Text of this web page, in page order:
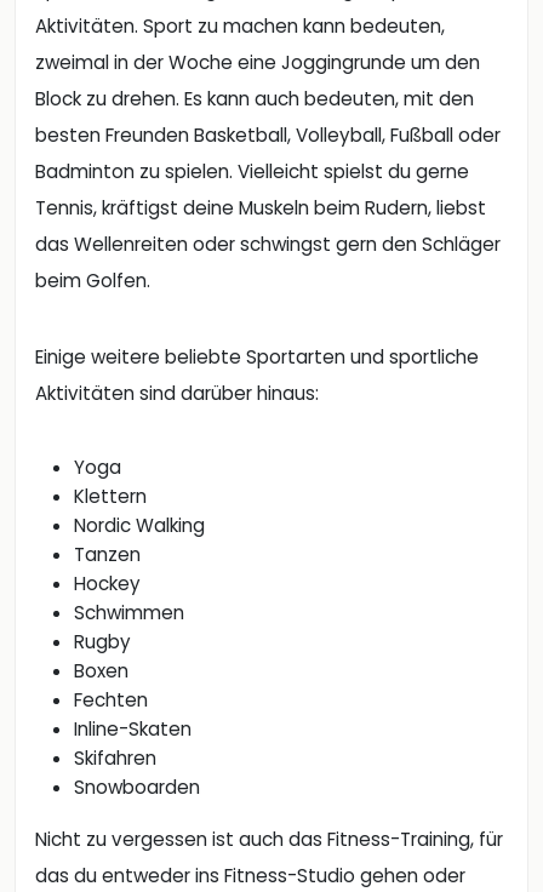
Aktivitäten. Sport zu machen kann bedeuten,
zweimal in der Woche eine Joggingrunde um den
Block zu drehen. Es kann auch bedeuten, mit den
besten Freunden Basketball, Volleyball, Fußball oder
Badminton zu spielen. Vielleicht spielst du gerne
Tennis, kräftigst deine Muskeln beim Rudern, liebst
das Wellenreiten oder schwingst gern den Schläger
beim Golfen.
Einige weitere beliebte Sportarten und sportliche
Aktivitäten sind darüber hinaus:
Yoga
Klettern
Nordic Walking
Tanzen
Hockey
Schwimmen
Rugby
Boxen
Fechten
Inline-Skaten
Skifahren
Snowboarden
Nicht zu vergessen ist auch das Fitness-Training, für
das du entweder ins Fitness-Studio gehen oder